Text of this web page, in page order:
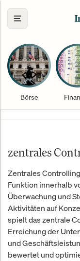
Börse
zentrales
Zentrales
Funktion innerhalb
Überwachung und
Aktivitäten auf
spielt das zentrale
Erreichung der
und
bewertet und